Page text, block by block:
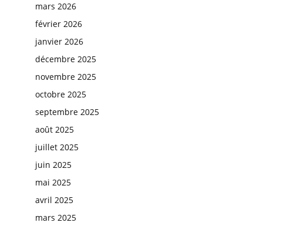
mars 2026
février 2026
janvier 2026
décembre 2025
novembre 2025
octobre 2025
septembre 2025
août 2025
juillet 2025
juin 2025
mai 2025
avril 2025
mars 2025